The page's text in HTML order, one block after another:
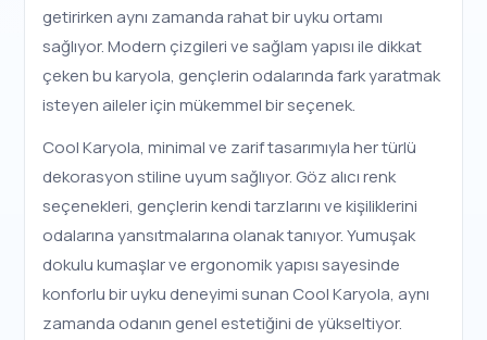
getirirken aynı zamanda rahat bir uyku ortamı
sağlıyor. Modern çizgileri ve sağlam yapısı ile dikkat
çeken bu karyola, gençlerin odalarında fark yaratmak
isteyen aileler için mükemmel bir seçenek.
Cool Karyola, minimal ve zarif tasarımıyla her türlü
dekorasyon stiline uyum sağlıyor. Göz alıcı renk
seçenekleri, gençlerin kendi tarzlarını ve kişiliklerini
odalarına yansıtmalarına olanak tanıyor. Yumuşak
dokulu kumaşlar ve ergonomik yapısı sayesinde
konforlu bir uyku deneyimi sunan Cool Karyola, aynı
zamanda odanın genel estetiğini de yükseltiyor.